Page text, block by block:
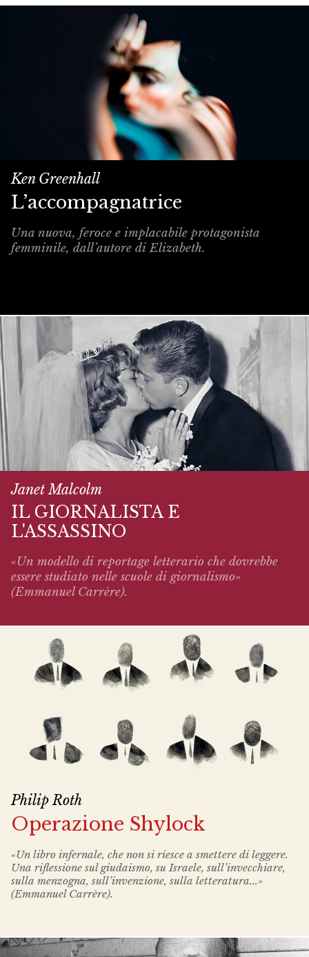
Ken Greenhall
L’accompagnatrice
Una nuova, feroce e implacabile protagonista
femminile, dall’autore di Elizabeth.
Janet Malcolm
IL GIORNALISTA E
L'ASSASSINO
«Un modello di reportage letterario che dovrebbe
essere studiato nelle scuole di giornalismo»
(Emmanuel Carrère).
Philip Roth
Operazione Shylock
«Un libro infernale, che non si riesce a smettere di leggere.
Una riflessione sul giudaismo, su Israele, sull’invecchiare,
sulla menzogna, sull’invenzione, sulla letteratura...»
(Emmanuel Carrère).